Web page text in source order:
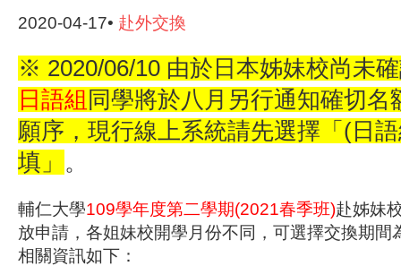
2020-04-17• 赴外交換
※ 2020/06/10 由於日本姊妹校尚未
日語組 同學將於八月另行通知確切名
願序，現行線上系統請先選擇「(日
填」
。
輔仁大學109學年度第二學期(2021春季班)赴姊妹
放申請，各姐妹校開學月份不同，可選擇交換期間
相關資訊如下：